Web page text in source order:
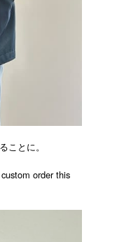
ことに。
order this